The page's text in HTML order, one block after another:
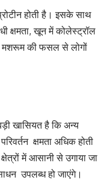
होती है। इसके साथ
क्षमता, खून में कोलेस्ट्रॉल
मशरूम की फसल से लोगों
खासियत है कि अन्य
क्षमता अधिक होती
में आसानी से उगाया जा
उपलब्ध हो जाएंगे।